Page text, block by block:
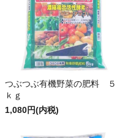
つぶつぶ有機野菜の肥料 ５
ｋｇ
1,080円(内税)